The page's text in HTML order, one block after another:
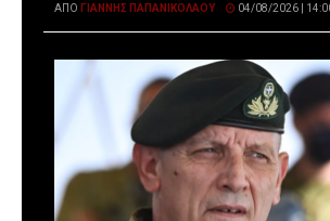
ΑΠΌ ΓΙΆΝΝΗΣ ΠΑΠΑΝΙΚΟΛΆΟΥ 04/08/2026 |